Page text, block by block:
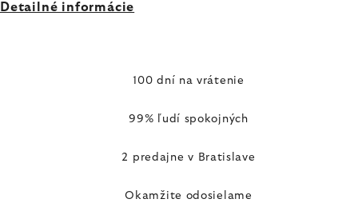
Detailné informácie
100 dní na vrátenie
99% ľudí spokojných
2 predajne v Bratislave
Okamžite odosielame